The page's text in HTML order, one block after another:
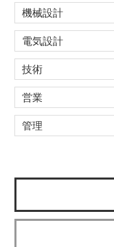
機械設計
電気設計
技術
営業
管理